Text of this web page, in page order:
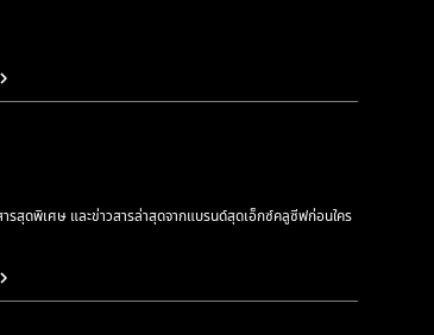
รสุดพิเศษ และข่าวสารล่าสุดจากแบรนด์สุดเอ็กซ์คลูซีฟก่อนใคร